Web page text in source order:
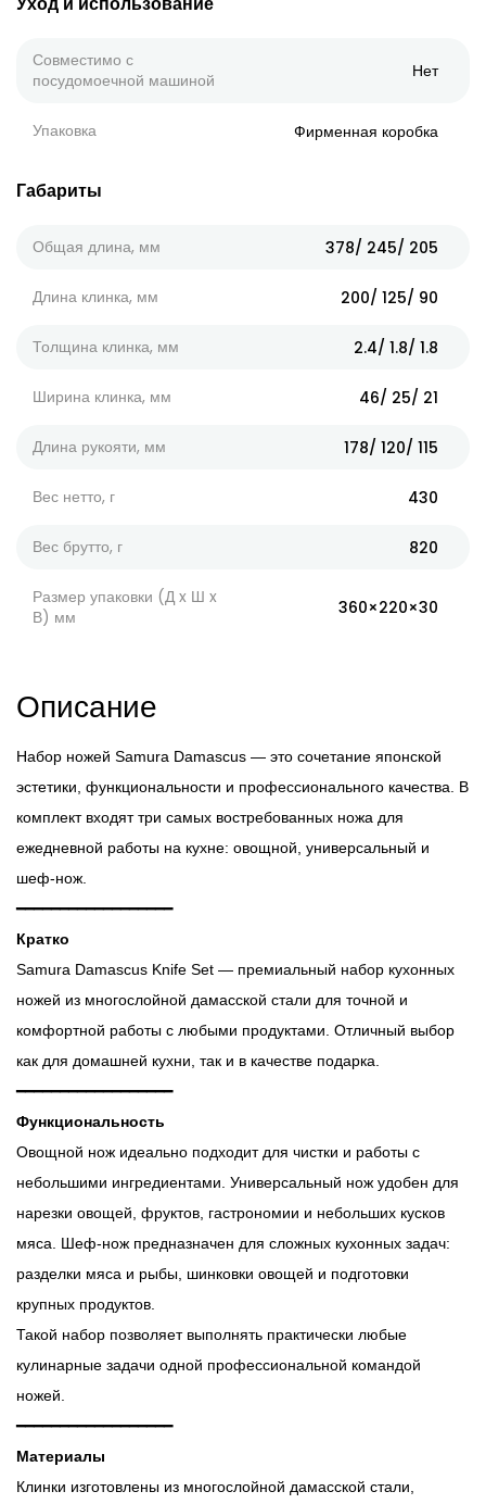
Совместимо с
посудомоечной машиной
Нет
Упаковка Фирменная коробка
Габариты
Общая длина, мм 378/ 245/ 205
Длина клинка, мм 200/ 125/ 90
Толщина клинка, мм 2.4/ 1.8/ 1.8
Ширина клинка, мм 46/ 25/ 21
Длина рукояти, мм 178/ 120/ 115
Вес нетто, г 430
Вес брутто, г 820
Размер упаковки (Д x Ш x
В) мм
360×220×30
Описание
Набор ножей Samura Damascus — это сочетание японской
эстетики, функциональности и профессионального качества. В
комплект входят три самых востребованных ножа для
ежедневной работы на кухне: овощной, универсальный и
шеф-нож.
━━━━━━━━━━━━━━━━━━
Кратко
Samura Damascus Knife Set — премиальный набор кухонных
ножей из многослойной дамасской стали для точной и
комфортной работы с любыми продуктами. Отличный выбор
как для домашней кухни, так и в качестве подарка.
━━━━━━━━━━━━━━━━━━
Функциональность
Овощной нож идеально подходит для чистки и работы с
небольшими ингредиентами. Универсальный нож удобен для
нарезки овощей, фруктов, гастрономии и небольших кусков
мяса. Шеф-нож предназначен для сложных кухонных задач:
разделки мяса и рыбы, шинковки овощей и подготовки
крупных продуктов.
Такой набор позволяет выполнять практически любые
кулинарные задачи одной профессиональной командой
ножей.
━━━━━━━━━━━━━━━━━━
Материалы
Клинки изготовлены из многослойной дамасской стали,